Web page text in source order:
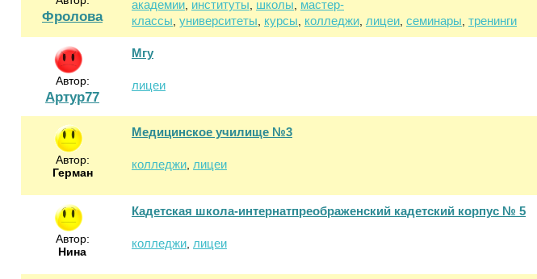
Фролова
академии институты школы мастер-
классы университеты курсы колледжи лицеи семинары тренинги
Автор:
Артур77
Мгу
лицеи
Автор:
Герман
Медицинское училище №3
колледжи лицеи
Автор:
Нина
Кадетская школа-интернатпреображенский кадетский корпус № 5
колледжи лицеи